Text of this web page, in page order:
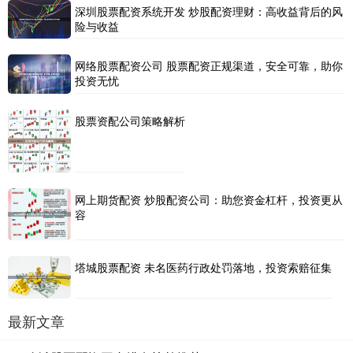
深圳股票配资系统开发 炒股配资理财：高收益背后的风
险与收益
网络股票配资公司 股票配资正规渠道，安全可靠，助你
投资无忧
股票资配公司策略解析
网上期货配资 炒股配资公司：助您资金杠杆，投资更从
容
塔城股票配资 未名医药行政处罚落地，投资索赔征集
最新文章